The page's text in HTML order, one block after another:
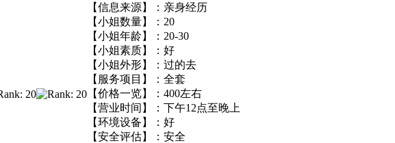
【信息来源】：亲身经历
【小姐数量】：20
【小姐年龄】：20-30
【小姐素质】：好
【小姐外形】：过的去
【服务项目】：全套
【价格一览】：400左右
【营业时间】：下午12点至晚上
【环境设备】：好
【安全评估】：安全